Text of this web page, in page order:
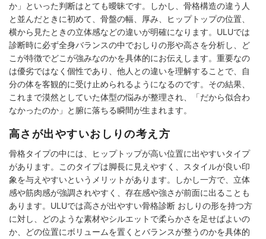
か」といった判断はとても曖昧です。しかし、骨格構造の違う人
と並んだときに初めて、骨盤の幅、厚み、ヒップトップの位置、
横から見たときの立体感などの違いが明確になります。ULUでは
診断時に必ず全身バランスの中でおしりの形や高さを分析し、ど
こが特徴でどこが強みなのかを具体的にお伝えします。重要なの
は優劣ではなく個性であり、他人との違いを理解することで、自
分の体を客観的に受け止められるようになるのです。その結果、
これまで漠然としていた体型の悩みが整理され、「だから似合わ
なかったのか」と腑に落ちる瞬間が生まれます。
高さが出やすいおしりの考え方
骨格タイプの中には、ヒップトップが高い位置に出やすいタイプ
があります。このタイプは脚長に見えやすく、スタイルが良い印
象を与えやすいというメリットがあります。しかし一方で、立体
感や筋肉感が強調されやすく、存在感や強さが前面に出ることも
あります。ULUでは高さが出やすい骨格診断 おしりの形を持つ方
に対し、どのような素材やシルエットで柔らかさを足せばよいの
か、どの位置にボリュームを置くとバランスが整うのかを具体的